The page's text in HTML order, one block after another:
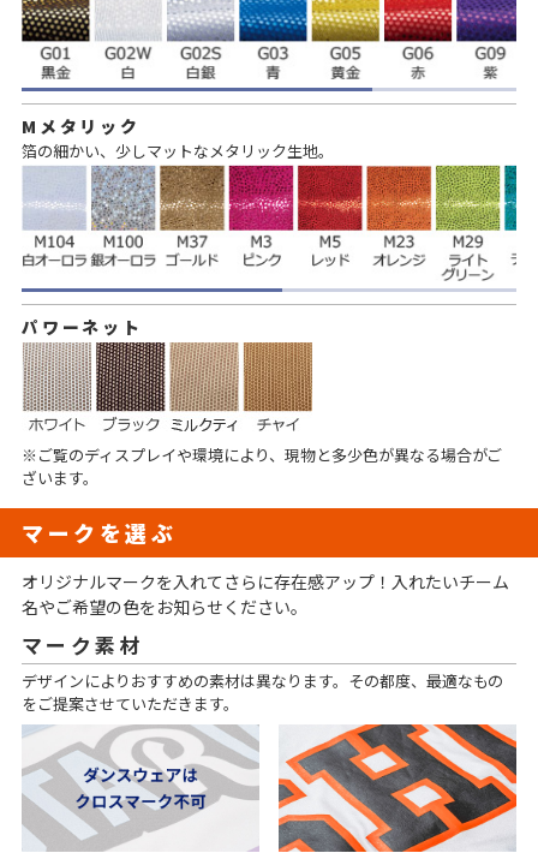
Mメタリック
箔の細かい、少しマットなメタリック生地。
パワーネット
※ご覧のディスプレイや環境により、現物と多少色が異なる場合がご
ざいます。
マークを選ぶ
オリジナルマークを入れてさらに存在感アップ！入れたいチーム
名やご希望の色をお知らせください。
マーク素材
デザインによりおすすめの素材は異なります。その都度、最適なもの
をご提案させていただきます。